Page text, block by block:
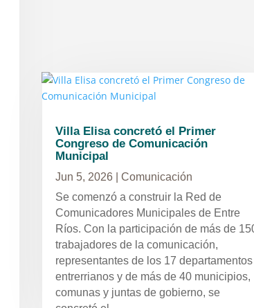
Villa Elisa concretó el Primer
Congreso de Comunicación
Municipal
Jun 5, 2026| Comunicación
Se comenzó a construir la Red de
Comunicadores Municipales de Entre
Ríos. Con la participación de más de
trabajadores de la comunicación,
representantes de los 17 departamentos
entrerrianos y de más de 40 municipios,
comunas y juntas de gobierno, se